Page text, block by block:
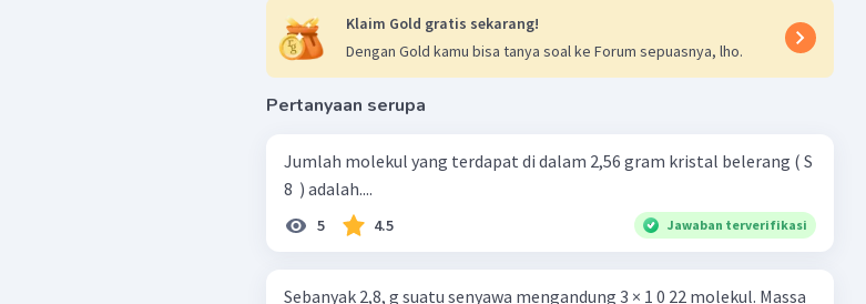
Klaim Gold gratis sekarang!
Dengan Gold kamu bisa tanya soal ke Forum sepuasnya, lho.
Pertanyaan serupa
Jumlah molekul yang terdapat di dalam 2,56 gram kristal belerang ( S
8 ​ ) adalah....
5 4.5 Jawaban terverifikasi
Sebanyak 2,8, g suatu senyawa mengandung 3 × 1 0 22 molekul. Massa